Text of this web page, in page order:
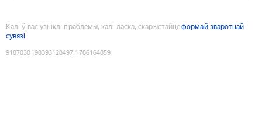
Калі ў вас узніклі праблемы, калі ласка, скарыстайцеформай зваротнай
сувязі
9187030198393128497:1786164859